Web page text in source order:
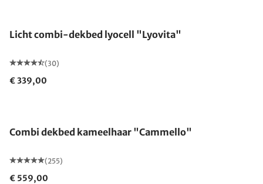
Licht combi-dekbed lyocell "Lyovita"
(30)
€ 339,00
Combi dekbed kameelhaar "Cammello"
(255)
€ 559,00